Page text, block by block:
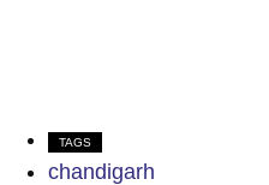
TAGS
chandigarh